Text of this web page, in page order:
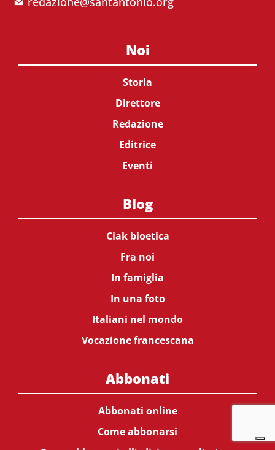
Noi
Storia
Direttore
Redazione
Editrice
Eventi
Blog
Ciak bioetica
Fra noi
In famiglia
In una foto
Italiani nel mondo
Vocazione francescana
Abbonati
Abbonati online
Come abbonarsi